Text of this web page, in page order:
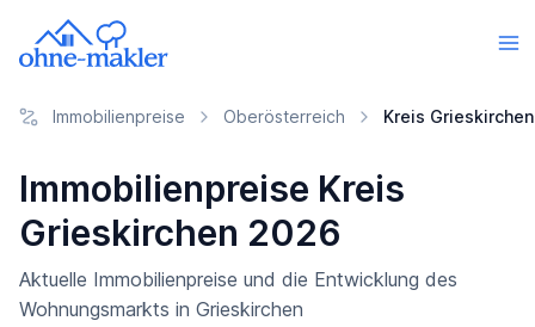
Immobilienpreise Oberösterreich Kreis Grieskirchen
Immobilienpreise Kreis
Grieskirchen 2026
Aktuelle Immobilienpreise und die Entwicklung des
Wohnungsmarkts in Grieskirchen